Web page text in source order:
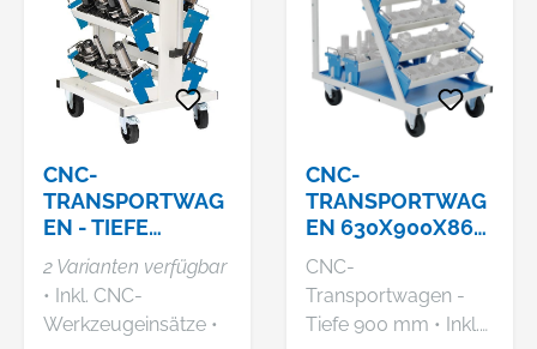
CNC-
TRANSPORTWAG
EN - TIEFE
630/930 MM
2 Varianten verfügbar
• Inkl. CNC-
Werkzeugeinsätze •
CNC-
TRANSPORTWAG
EN 630X900X860
6
WERKZEUGAUFN.
600
CNC-
Transportwagen -
Tiefe 900 mm • Inkl.